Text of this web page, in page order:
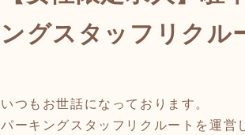
ングスタッフリクル
いつもお世話になっております。
パーキングスタッフリクルートを運営